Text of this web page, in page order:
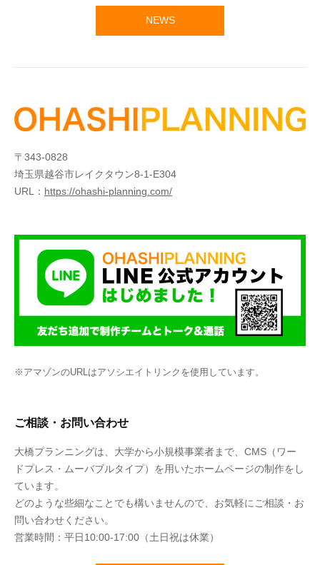
NEWS
〒343-0828
埼玉県越谷市レイクタウン8-1-E304
URL： https://ohashi-planning.com/
※アマゾンのURLはアソシエイトリンクを使用しています。
ご相談・お問い合わせ
大橋プランニングは、大学から小規模事業者まで、CMS（ワー
ドプレス・ムーバブルタイプ）を用いたホームページの制作をし
ています。
どのような些細なことでも構いませんので、お気軽にご相談・お
問い合わせください。
営業時間：平日10:00-17:00（土日祝は休業）